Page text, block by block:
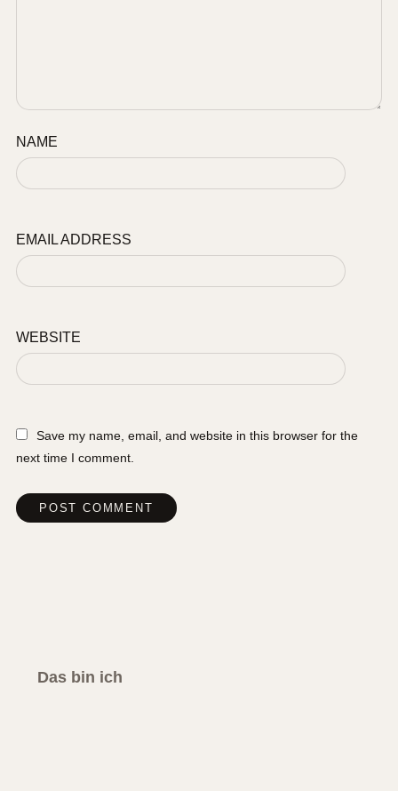
NAME
EMAIL ADDRESS
WEBSITE
Save my name, email, and website in this browser for the
next time I comment.
Das bin ich